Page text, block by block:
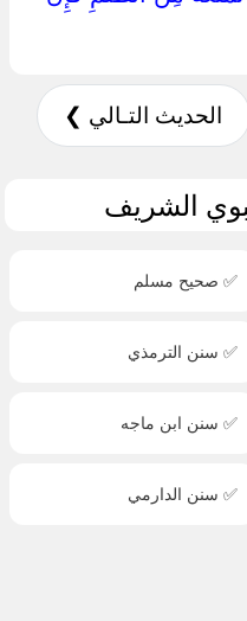
الحديث التـالي ❯
الشريف
✅ صحيح مسلم
✅ سنن الترمذي
✅ سنن ابن ماجه
✅ سنن الدارمي